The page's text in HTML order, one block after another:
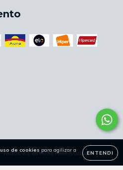
de cookies para agilizar a
ENTENDI
Todos os direitos reservados.